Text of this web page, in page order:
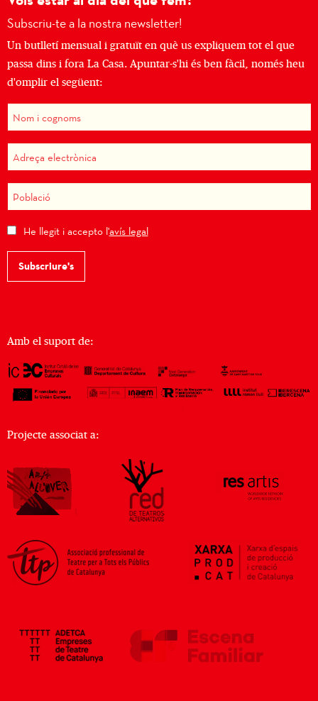
Subscriu-te a la nostra newsletter!
Un butlletí mensual i gratuït en què us expliquem tot el que
passa dins i fora La Casa. Apuntar-s'hi és ben fàcil, només heu
d'omplir el següent:
He llegit i accepto l'avís legal
Subscriure's
Amb el suport de:
Projecte associat a: